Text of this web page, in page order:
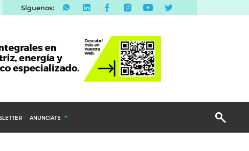
Síguenos:
ANUNCIATE